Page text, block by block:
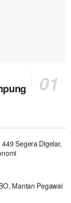
Segera Digelar,
Mantan Pegawai